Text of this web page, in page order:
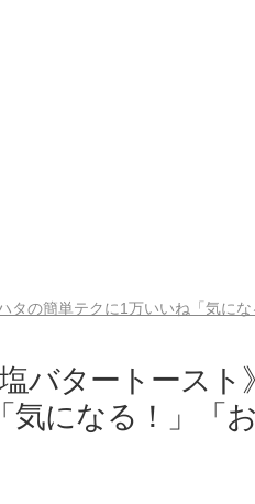
の簡単テクに1万いいね「気にな
バタートース
気になる！」「